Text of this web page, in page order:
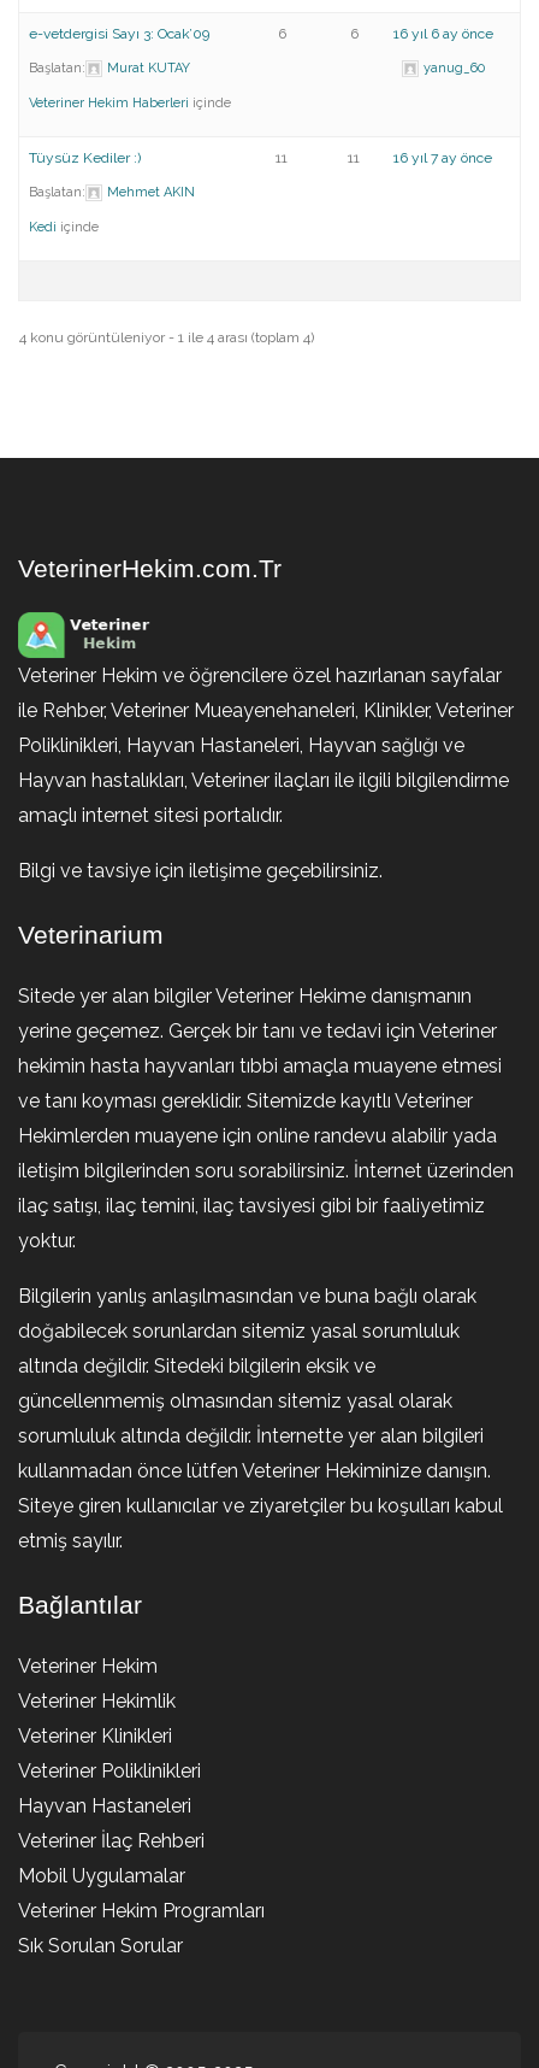
e-vetdergisi Sayı 3: Ocak’09
Başlatan: Murat KUTAY
Veteriner Hekim Haberleri içinde
6 6 16 yıl 6 ay önce
yanug_60
Tüysüz Kediler :)
Başlatan: Mehmet AKIN
Kedi içinde
11 11 16 yıl 7 ay önce
4 konu görüntüleniyor - 1 ile 4 arası (toplam 4)
VeterinerHekim.com.Tr
Veteriner Hekim ve öğrencilere özel hazırlanan sayfalar
ile Rehber, Veteriner Mueayenehaneleri, Klinikler, Veteriner
Poliklinikleri, Hayvan Hastaneleri, Hayvan sağlığı ve
Hayvan hastalıkları, Veteriner ilaçları ile ilgili bilgilendirme
amaçlı internet sitesi portalıdır.
Bilgi ve tavsiye için iletişime geçebilirsiniz.
Veterinarium
Sitede yer alan bilgiler Veteriner Hekime danışmanın
yerine geçemez. Gerçek bir tanı ve tedavi için Veteriner
hekimin hasta hayvanları tıbbi amaçla muayene etmesi
ve tanı koyması gereklidir. Sitemizde kayıtlı Veteriner
Hekimlerden muayene için online randevu alabilir yada
iletişim bilgilerinden soru sorabilirsiniz. İnternet üzerinden
ilaç satışı, ilaç temini, ilaç tavsiyesi gibi bir faaliyetimiz
yoktur.
Bilgilerin yanlış anlaşılmasından ve buna bağlı olarak
doğabilecek sorunlardan sitemiz yasal sorumluluk
altında değildir. Sitedeki bilgilerin eksik ve
güncellenmemiş olmasından sitemiz yasal olarak
sorumluluk altında değildir. İnternette yer alan bilgileri
kullanmadan önce lütfen Veteriner Hekiminize danışın.
Siteye giren kullanıcılar ve ziyaretçiler bu koşulları kabul
etmiş sayılır.
Bağlantılar
Veteriner Hekim
Veteriner Hekimlik
Veteriner Klinikleri
Veteriner Poliklinikleri
Hayvan Hastaneleri
Veteriner İlaç Rehberi
Mobil Uygulamalar
Veteriner Hekim Programları
Sık Sorulan Sorular